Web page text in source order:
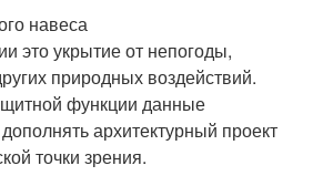
навеса
это укрытие от непогоды,
природных воздействий.
функции данные
архитектурный проект
точки зрения.